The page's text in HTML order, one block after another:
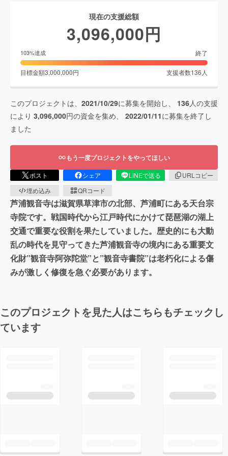
現在の支援総額
3,096,000円
103%達成 終了
目標金額3,000,000円 支援者数136 人
このプロジェクトは、 2021/10/29に募集を開始し、 136人の支援
により 3,096,000円の資金を集め、 2022/01/11に募集を終了し
ました
もう一度プロジェクトをやってほしい
ポスト シェア LINEで送る
URLコピー
埋め込み
QRコード
芦浦観音寺は滋賀県草津市の北部、芦浦町にある天台宗
寺院です。戦国時代から江戸時代にかけて琵琶湖の湖上
交通で重要な役割を果たしていました。歴史的にも大動
乱の時代を見守ってきた芦浦観音寺の境内にある重要文
化財”観音寺阿弥陀堂”と”観音寺書院”は老朽化による傷
みが激しく修復を急ぐ必要があります。
このプロジェクトを見た人はこちらもチェックし
ています